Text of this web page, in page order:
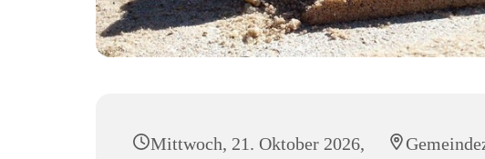
Mittwoch, 21. Oktober 2026,